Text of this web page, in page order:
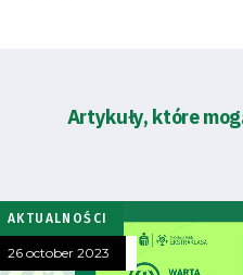
Artykuły, które
AKTUALNOŚCI
26 october 2023